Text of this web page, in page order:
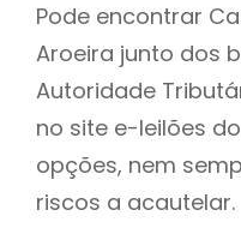
Pode encontrar
Aroeira junto dos
Autoridade
no site e-leilões
opções, nem
riscos a acautelar.